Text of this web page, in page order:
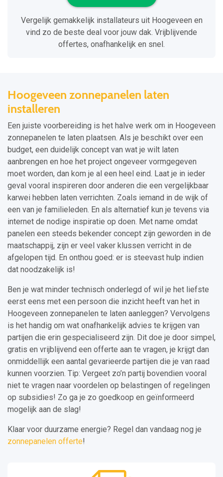
Vergelijk gemakkelijk installateurs uit Hoogeveen en
vind zo de beste deal voor jouw dak. Vrijblijvende
offertes, onafhankelijk en snel.
Hoogeveen zonnepanelen laten
installeren
Een juiste voorbereiding is het halve werk om in Hoogeveen
zonnepanelen te laten plaatsen. Als je beschikt over een
budget, een duidelijk concept van wat je wilt laten
aanbrengen en hoe het project ongeveer vormgegeven
moet worden, dan kom je al een heel eind. Laat je in ieder
geval vooral inspireren door anderen die een vergelijkbaar
karwei hebben laten verrichten. Zoals iemand in de wijk of
een van je familieleden. En als alternatief kun je tevens via
internet de nodige inspiratie op doen. Met name omdat
panelen een steeds bekender concept zijn geworden in de
maatschappij, zijn er veel vaker klussen verricht in de
afgelopen tijd. En onthou goed: er is steevast hulp indien
dat noodzakelijk is!
Ben je wat minder technisch onderlegd of wil je het liefste
eerst eens met een persoon die inzicht heeft van het in
Hoogeveen zonnepanelen te laten aanleggen? Vervolgens
is het handig om wat onafhankelijk advies te krijgen van
partijen die erin gespecialiseerd zijn. Dit doe je door simpel,
gratis en vrijblijvend een offerte aan te vragen, je krijgt dan
onmiddellijk een aantal gevarieerde partijen die je van raad
kunnen voorzien. Tip: Vergeet zo’n partij bovendien vooral
niet te vragen naar voordelen op belastingen of regelingen
op subsidies! Zo ga je zo goedkoop en geïnformeerd
mogelijk aan de slag!
Klaar voor duurzame energie? Regel dan vandaag nog je
zonnepanelen offerte!